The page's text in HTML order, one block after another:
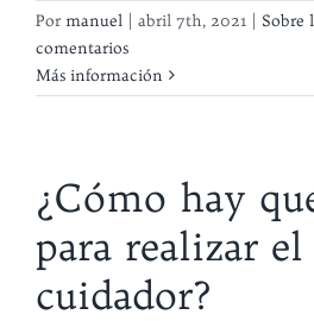
Por manuel abril 7th, 2021 Sobre
comentarios
Más información
¿Cómo hay
para realizar
cuidador?